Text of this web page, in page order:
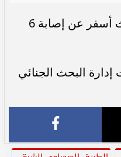
وعلى الفور تم الدفع بسيارات الإسعاف إلى موقع الحادث.، وتبين أن الحادث أسفر عن إصابة 6
البحث الجنائي